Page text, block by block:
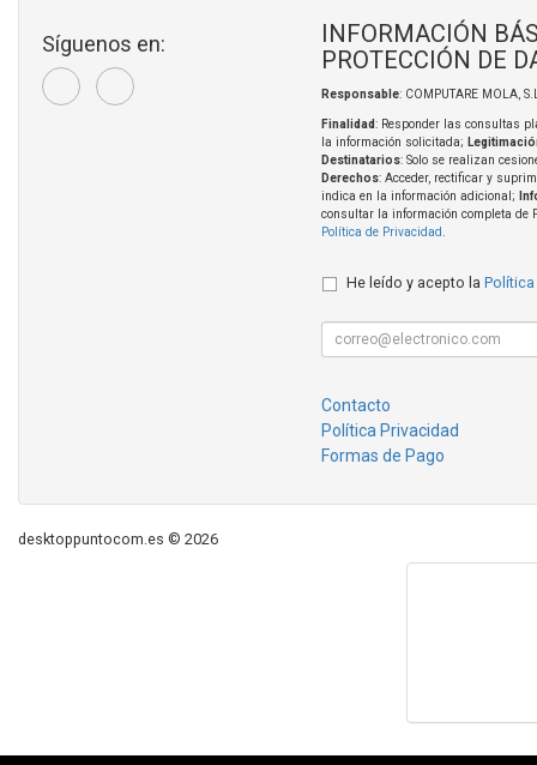
Síguenos en:
INFORMACIÓN
PROTECCIÓN DE
Responsable: COMPUTARE MOLA,
Finalidad: Responder las consultas
la información solicitada;
Destinatarios: Solo se realizan
Derechos: Acceder, rectificar y
indica en la información adicional;
consultar la información completa de
Política de Privacidad
He leído y acepto la Política
Contacto
Política Privacidad
Formas de Pago
desktoppuntocom.es © 2026